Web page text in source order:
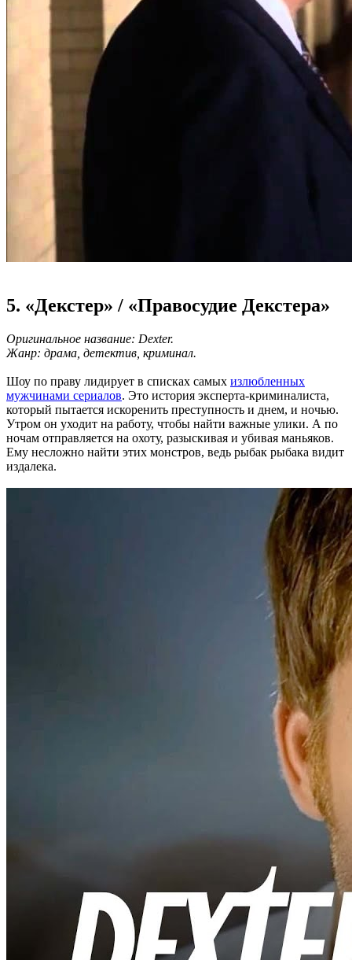
5. «Декстер» / «Правосудие Декстера»
Оригинальное название: Dexter.
Жанр: драма, детектив, криминал.
Шоу по праву лидирует в списках самых излюбленных
мужчинами сериалов. Это история эксперта-криминалиста,
который пытается искоренить преступность и днем, и ночью.
Утром он уходит на работу, чтобы найти важные улики. А по
ночам отправляется на охоту, разыскивая и убивая маньяков.
Ему несложно найти этих монстров, ведь рыбак рыбака видит
издалека.